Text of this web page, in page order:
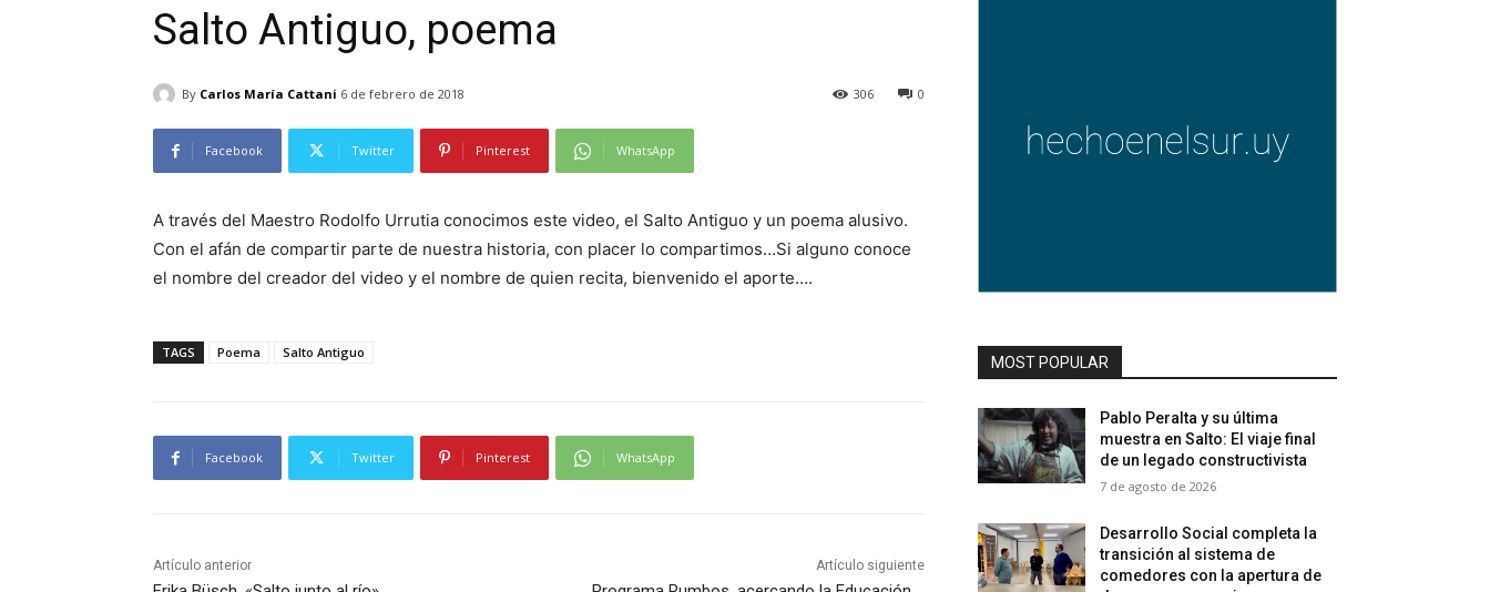
Salto Antiguo, poema
By Carlos María Cattani 6 de febrero de 2018 0
306
Facebook Twitter Pinterest WhatsApp
A través del Maestro Rodolfo Urrutia conocimos este video, el Salto Antiguo y un poema alusivo.
Con el afán de compartir parte de nuestra historia, con placer lo compartimos…Si alguno conoce
el nombre del creador del video y el nombre de quien recita, bienvenido el aporte….
TAGS Poema Salto Antiguo
Facebook Twitter Pinterest WhatsApp
Artículo anterior Artículo siguiente
MOST POPULAR
Pablo Peralta y su última
muestra en Salto: El viaje final
de un legado constructivista
7 de agosto de 2026
Desarrollo Social completa la
transición al sistema de
comedores con la apertura de